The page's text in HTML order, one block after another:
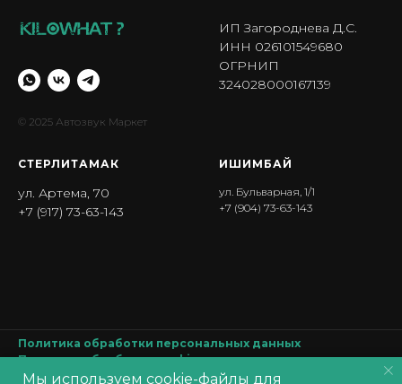
© 2025 Автозвук Маркет
ИП Загороднева Д.С.
ИНН 026101549680
ОГРНИП
324028000167139
СТЕРЛИТАМАК
ул. Артема, 70
+7 (917) 73-63-143
ИШИМБА Й
ул. Бульварная, 1/1
+7 (904) 73-63-143
Политика обработки персональных данных
Политика обработкиcookie
Согласие на обработку персональных данных
Мы используем cookie-файлы для